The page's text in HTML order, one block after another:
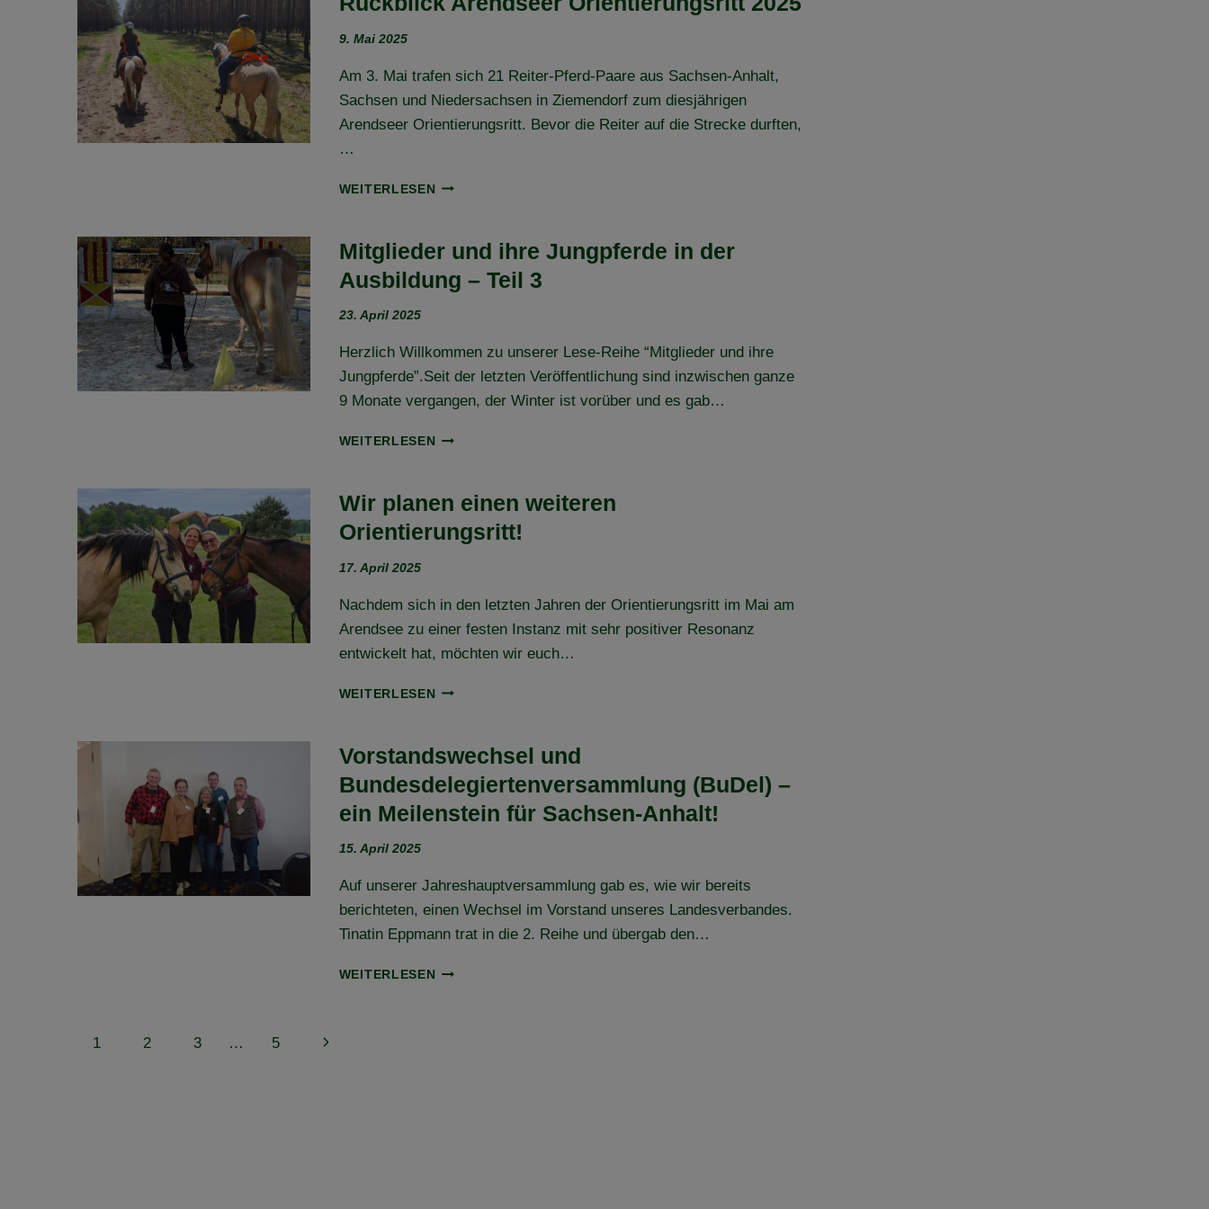
FLECHTINGER
9. Mai 2025
Am 3. Mai trafen sich 21 Reiter-Pferd-Paare aus Sachsen-Anhalt,
Sachsen und Niedersachsen in Ziemendorf zum diesjährigen
Arendseer Orientierungsritt. Bevor die Reiter auf die Strecke durften,
…
WEITERLESEN RÜCKBLICK
Mitglieder und ihre Jungpferde in der
Ausbildung – Teil 3
23. April 2025
Herzlich Willkommen zu unserer Lese-Reihe “Mitglieder und ihre
Jungpferde”.Seit der letzten Veröffentlichung sind inzwischen ganze
9 Monate vergangen, der Winter ist vorüber und es gab…
WEITERLESEN MITGLIEDER
JUNGPFERDE
IN
DER
3
Wir planen einen weiteren
Orientierungsritt!
17. April 2025
Nachdem sich in den letzten Jahren der Orientierungsritt im Mai am
Arendsee zu einer festen Instanz mit sehr positiver Resonanz
entwickelt hat, möchten wir euch…
WEITERLESEN WIR
WEITEREN
ORIENTIERUNGSRITT!
Vorstandswechsel und
Bundesdelegiertenversammlung (BuDel) –
ein Meilenstein für Sachsen-Anhalt!
15. April 2025
Auf unserer Jahreshauptversammlung gab es, wie wir bereits
berichteten, einen Wechsel im Vorstand unseres Landesverbandes.
Tinatin Eppmann trat in die 2. Reihe und übergab den…
WEITERLESEN VORSTANDSWECHSEL
Seitennavigation
1 2 3 … 5
Nächste